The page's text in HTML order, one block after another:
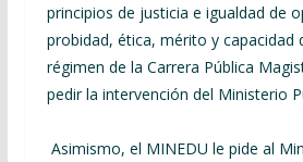
principios de justicia e igualdad de
probidad, ética, mérito y capacidad
régimen de la Carrera Pública
pedir la intervención del Ministerio
Asimismo, el MINEDU le pide al